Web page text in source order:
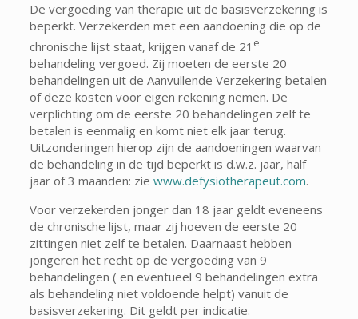
De vergoeding van therapie uit de basisverzekering is
beperkt. Verzekerden met een aandoening die op de
chronische lijst staat, krijgen vanaf de 21 e
behandeling vergoed. Zij moeten de eerste 20
behandelingen uit de Aanvullende Verzekering betalen
of deze kosten voor eigen rekening nemen. De
verplichting om de eerste 20 behandelingen zelf te
betalen is eenmalig en komt niet elk jaar terug.
Uitzonderingen hierop zijn de aandoeningen waarvan
de behandeling in de tijd beperkt is d.w.z. jaar, half
jaar of 3 maanden: zie www.defysiotherapeut.com.
Voor verzekerden jonger dan 18 jaar geldt eveneens
de chronische lijst, maar zij hoeven de eerste 20
zittingen niet zelf te betalen. Daarnaast hebben
jongeren het recht op de vergoeding van 9
behandelingen ( en eventueel 9 behandelingen extra
als behandeling niet voldoende helpt) vanuit de
basisverzekering. Dit geldt per indicatie.